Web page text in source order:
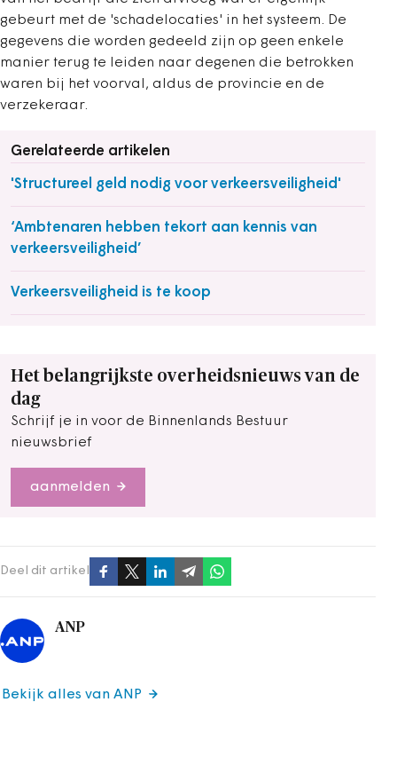
gebeurt met de 'schadelocaties' in het systeem. De
gegevens die worden gedeeld zijn op geen enkele
manier terug te leiden naar degenen die betrokken
waren bij het voorval, aldus de provincie en de
verzekeraar.
Gerelateerde artikelen
'Structureel geld nodig voor verkeersveiligheid'
‘Ambtenaren hebben tekort aan kennis van
verkeersveiligheid’
Verkeersveiligheid is te koop
Het belangrijkste overheidsnieuws van de
dag
Schrijf je in voor de Binnenlands Bestuur
nieuwsbrief
aanmelden
Deel dit artikel
ANP
Bekijk alles van ANP